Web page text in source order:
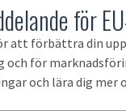
för
att förbättra din
och för
och lära dig mer